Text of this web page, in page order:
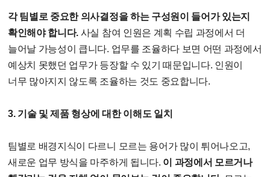
각 팀별로 중요한 의사결정을 하는 구성원이 들어가 있는지
확인해야 합니다. 사실 참여 인원은 계획 수립 과정에서 더
늘어날 가능성이 큽니다. 업무를 조율하다 보면 어떤 과정에서
예상치 못했던 업무가 등장할 수 있기 때문입니다. 인원이
너무 많아지지 않도록 조율하는 것도 중요합니다.
3. 기술 및 제품 형상에 대한 이해도 일치
팀별로 배경지식이 다르니 모르는 용어가 많이 튀어나오고,
새로운 업무 방식을 마주하게 됩니다. 이 과정에서 모르거나